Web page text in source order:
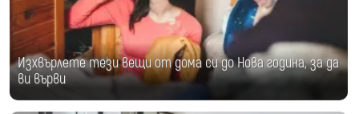
Изхвърлете тези вещи от дома си до Нова година, за да
ви върви